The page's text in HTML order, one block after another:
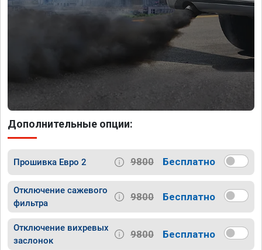
Дополнительные опции:
Прошивка Евро 2 9800 Бесплатно
Отключение сажевого
фильтра
9800 Бесплатно
Отключение вихревых
заслонок
9800 Бесплатно